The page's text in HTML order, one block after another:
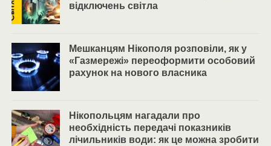
відключень світла
Мешканцям Нікополя розповіли, як у
«Газмережі» переоформити особовий
рахунок на нового власника
Нікопольцям нагадали про
необхідність передачі показників
лічильників води: як це можна зробити